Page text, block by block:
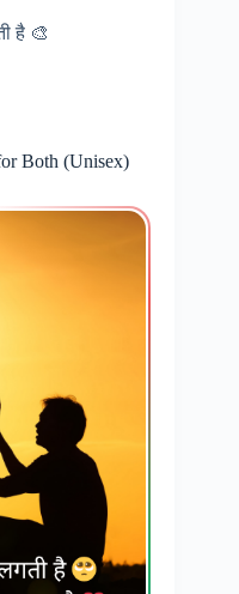
है 🎨
Both (Unisex)